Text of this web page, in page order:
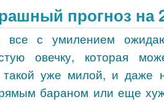
прогноз на
все с умилением
овечку, которая
такой уже милой, и даже
бараном или еще